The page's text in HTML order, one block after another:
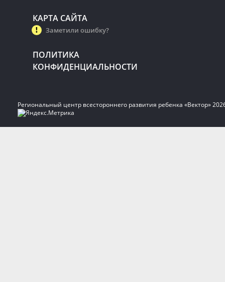
КАРТА САЙТА
Заметили ошибку?
ПОЛИТИКА
КОНФИДЕНЦИАЛЬНОСТИ
Региональный центр всестороннего развития ребенка «Вектор»